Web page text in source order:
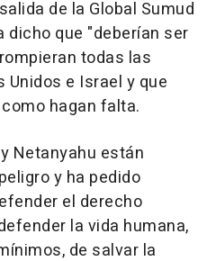
de la Global Sumud
dicho que "deberían ser
todas las
e Israel y que
hagan falta.
Netanyahu están
y ha pedido
el derecho
la vida humana,
de salvar la